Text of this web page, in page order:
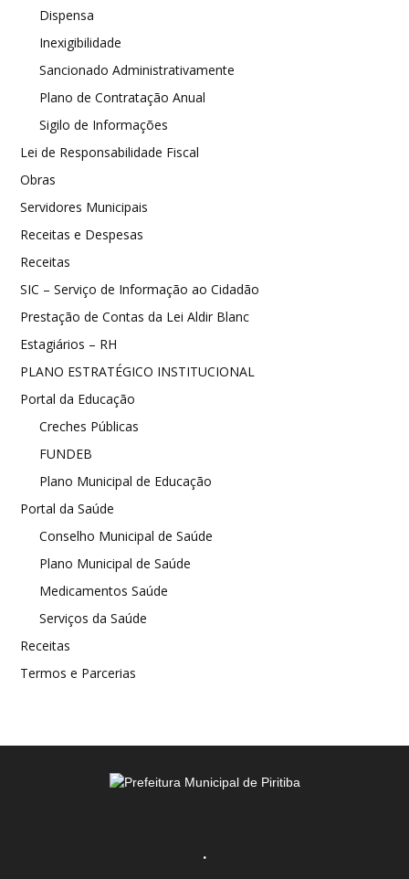
Dispensa
Inexigibilidade
Sancionado Administrativamente
Plano de Contratação Anual
Sigilo de Informações
Lei de Responsabilidade Fiscal
Obras
Servidores Municipais
Receitas e Despesas
Receitas
SIC – Serviço de Informação ao Cidadão
Prestação de Contas da Lei Aldir Blanc
Estagiários – RH
PLANO ESTRATÉGICO INSTITUCIONAL
Portal da Educação
Creches Públicas
FUNDEB
Plano Municipal de Educação
Portal da Saúde
Conselho Municipal de Saúde
Plano Municipal de Saúde
Medicamentos Saúde
Serviços da Saúde
Receitas
Termos e Parcerias
.